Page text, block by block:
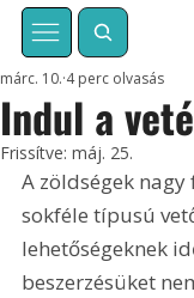
Indul a
márc. 10. 4 perc olvasás
Frissítve:máj. 25.
A zöldségek
sokféle típusú
lehetőségeknek
beszerzésüket